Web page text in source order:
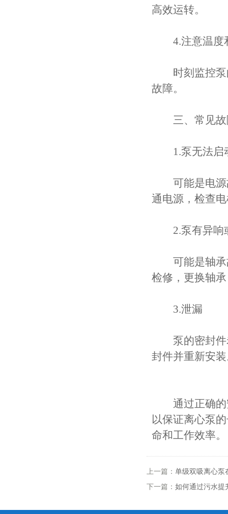
高效运转。
4.注意温度
时刻监控泵的
故障。
三、常见故
1.泵无法启
可能是电源故
通电源，检查
2.泵有异响
可能是轴承故
检修，更换轴
3.泄漏
泵的密封件老
封件并重新安
通过正确的
以保证离心泵
命和工作效率。
上一篇： 单级双吸离心泵
下一篇： 如何通过污水提